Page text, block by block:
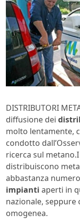
DISTRIBUTORI
diffusione dei
molto lentamente,
condotto
ricerca sul
distribuiscono
abbastanza
impianti aperti in
nazionale,
omogenea.